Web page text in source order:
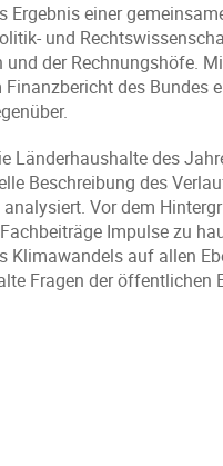
Ergebnis einer
und
der Rechnungshöfe.
des Bundes
Länderhaushalte des
Beschreibung des
Vor dem
Impulse zu
Klimawandels auf allen
Fragen der öffentlichen